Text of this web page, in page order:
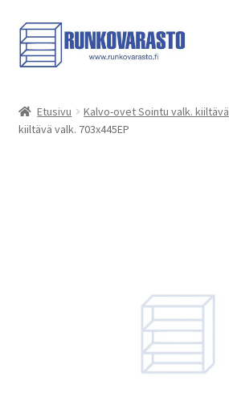
Siirry
navigointiin
Siirry
sisältöön
Kauppa
Etusivu Kalvo-ovet Sointu valk. kiiltävä
kiiltävä valk. 703x445EP